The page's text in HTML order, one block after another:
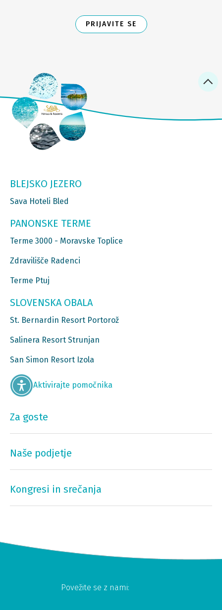
PRIJAVITE SE
BLEJSKO JEZERO
Sava Hoteli Bled
PANONSKE TERME
Terme 3000 - Moravske Toplice
Zdravilišče Radenci
Terme Ptuj
SLOVENSKA OBALA
St. Bernardin Resort Portorož
Salinera Resort Strunjan
San Simon Resort Izola
Aktivirajte pomočnika
Za goste
Naše podjetje
Kongresi in srečanja
Povežite se z nami: